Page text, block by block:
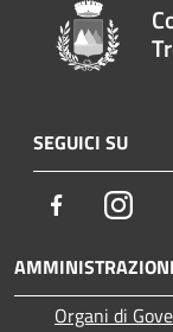
SEGUICI SU
Facebook
Organi di